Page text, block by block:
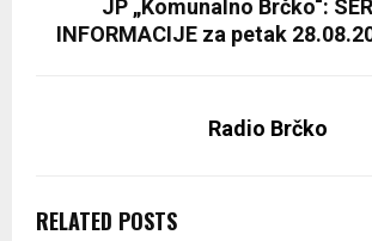
JP „Komunalno Brčko“:
INFORMACIJE za petak
Radio Brčko
RELATED POSTS